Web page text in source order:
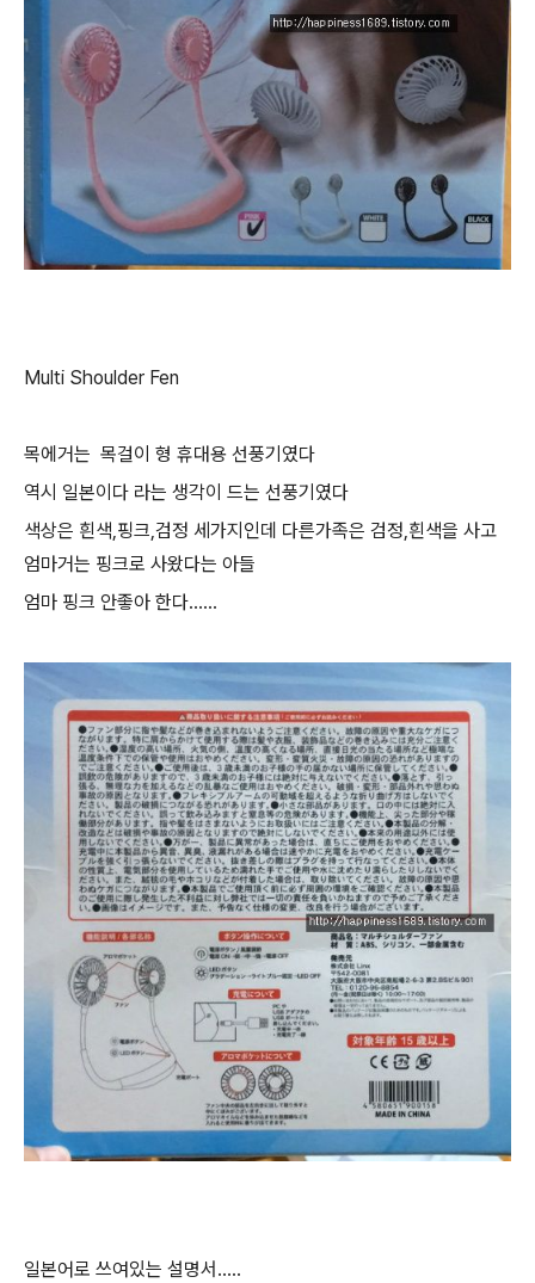
Multi Shoulder Fen
목에거는 목걸이 형 휴대용 선풍기였다
역시 일본이다 라는 생각이 드는 선풍기였다
색상은 흰색,핑크,검정 세가지인데 다른가족은 검정,흰색을 사고
엄마거는 핑크로 사왔다는 아들
엄마 핑크 안좋아 한다......
일본어로 쓰여있는 설명서.....